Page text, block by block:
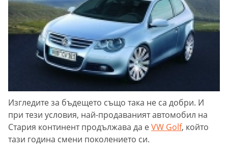
Изгледите за бъдещето също така не са добри. И
при тези условия, най-продаваният автомобил на
Стария континент продължава да еVW Golf, който
тази година смени поколението си.